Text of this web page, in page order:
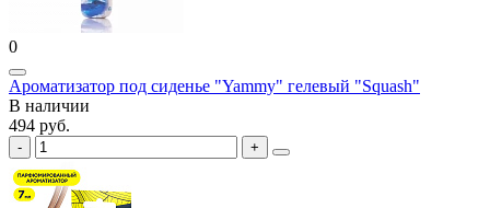
0
Ароматизатор под сиденье "Yammy" гелевый "Squash"
В наличии
494 руб.